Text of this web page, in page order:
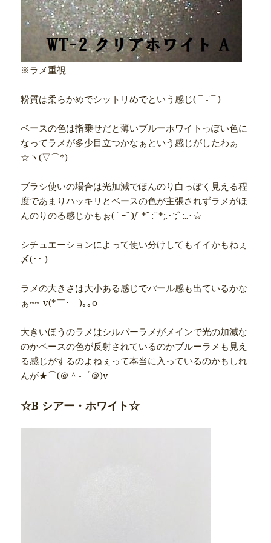
※ラメ重視
粉質は柔らかめでシットリめでという感じ(⌒-⌒)
ベースの色は指乗せだと薄いブルーホワイトっぽい色に
なってラメが多少目立つかなぁという感じがしたわぁ
☆ヽ(▽⌒*)
ブラシ使いの場合は光加減でほんのり白っぽく見える程
度であまりハッキリとベースの色が主張されずラメがほ
んのりのる感じかもぉ( ﾟｰﾟ)/ﾟ*ﾞ:¨*;.･’;ﾞ:..･☆
シチュエーションによって使い分けしてもイイかもねぇ
〆(･･ )
ラメの大きさは大小ある感じでパール感も出ているかな
ぁ~~-v(*￣･￣)｡｡o
大きいほうのラメはシルバーラメがメインで光の加減な
のかベースの色が反射されているのかブルーラメも見え
る感じがするのよねぇって本当に入っているのかもしれ
んが★⌒(＠＾-゜＠)v
☆B シアー・ホワイト☆